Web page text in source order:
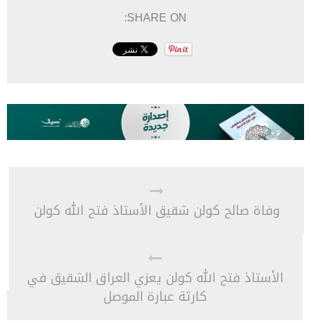
SHARE ON:
وفاة صالح كولن شقيق الأستاذ فتح الله كولن
الأستاذ فتح الله كولن يعزي العراق الشقيق في
كارثة عبارة الموصل